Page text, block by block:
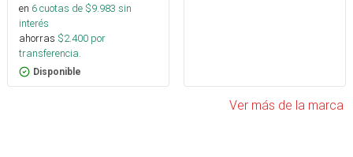
en 6cuotas de $9.983 sin
interés
ahorras $2.400 por
transferencia.
Disponible
Ver más de la marca